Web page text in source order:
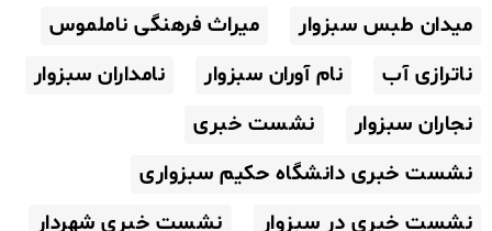
میدان طبس سبزوار
میراث فرهنگی ناملموس
ناترازی آب
نام آوران سبزوار
نامداران سبزوار
نجاران سبزوار
نشست خبری
نشست خبری دانشگاه حکیم سبزواری
نشست خبری در سبزوار
نشست خبری شهردار